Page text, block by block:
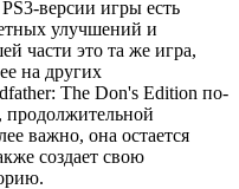
версии игры есть
улучшений и
части это та же игра,
на других
The Don's Edition по-
продолжительной
важно, она остается
создает свою